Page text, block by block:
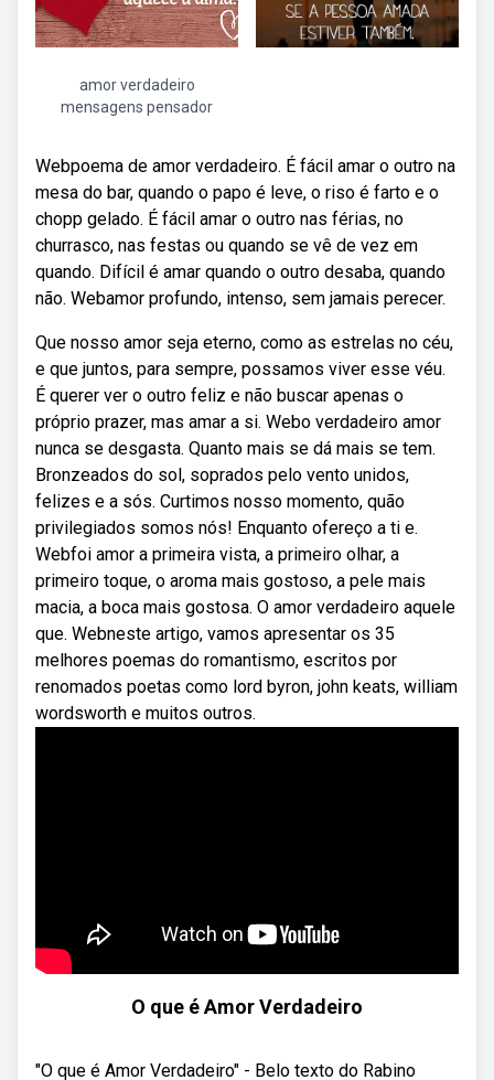
amor verdadeiro
mensagens pensador
Webpoema de amor verdadeiro. É fácil amar o outro na
mesa do bar, quando o papo é leve, o riso é farto e o
chopp gelado. É fácil amar o outro nas férias, no
churrasco, nas festas ou quando se vê de vez em
quando. Difícil é amar quando o outro desaba, quando
não. Webamor profundo, intenso, sem jamais perecer.
Que nosso amor seja eterno, como as estrelas no céu,
e que juntos, para sempre, possamos viver esse véu.
É querer ver o outro feliz e não buscar apenas o
próprio prazer, mas amar a si. Webo verdadeiro amor
nunca se desgasta. Quanto mais se dá mais se tem.
Bronzeados do sol, soprados pelo vento unidos,
felizes e a sós. Curtimos nosso momento, quão
privilegiados somos nós! Enquanto ofereço a ti e.
Webfoi amor a primeira vista, a primeiro olhar, a
primeiro toque, o aroma mais gostoso, a pele mais
macia, a boca mais gostosa. O amor verdadeiro aquele
que. Webneste artigo, vamos apresentar os 35
melhores poemas do romantismo, escritos por
renomados poetas como lord byron, john keats, william
wordsworth e muitos outros.
O que é Amor Verdadeiro
"O que é Amor Verdadeiro" - Belo texto do Rabino